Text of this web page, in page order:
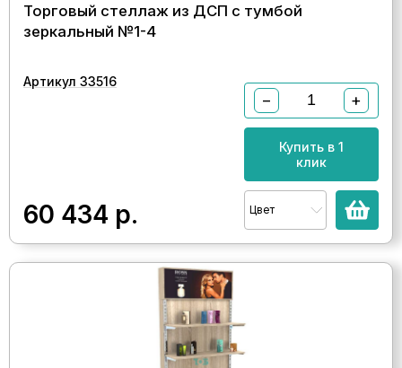
Торговый стеллаж из ДСП с тумбой
зеркальный №1-4
Артикул 33516
60 434 р.
− +
Купить в 1
клик
Цвет